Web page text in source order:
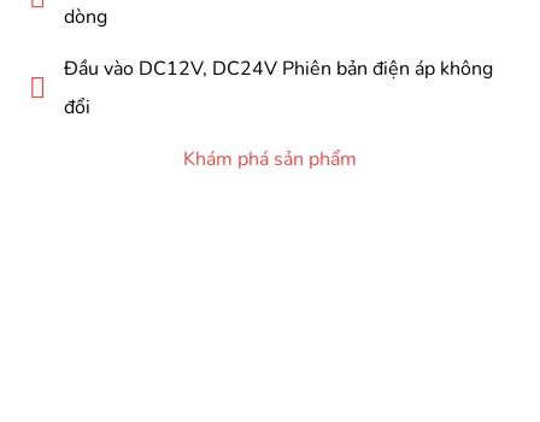
dòng
Đầu vào DC12V, DC24V Phiên bản điện áp không
đổi
Khám phá sản phẩm